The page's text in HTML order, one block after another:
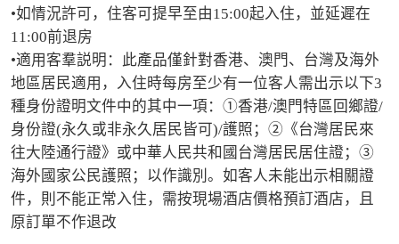
•如情況許可，住客可提早至由15:00起入住，並延遲在
11:00前退房
•適用客羣説明：此產品僅針對香港、澳門、台灣及海外
地區居民適用，入住時每房至少有一位客人需出示以下3
種身份證明文件中的其中一項：①香港/澳門特區回鄉證/
身份證(永久或非永久居民皆可)/護照；②《台灣居民來
往大陸通行證》或中華人民共和國台灣居民居住證；③
海外國家公民護照；以作識別。如客人未能出示相關證
件，則不能正常入住，需按現場酒店價格預訂酒店，且
原訂單不作退改